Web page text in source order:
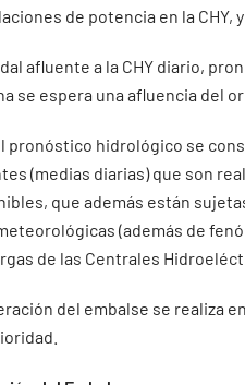
de potencia en la
afluente a la CHY diario,
se espera una afluencia del
pronóstico hidrológico se
(medias diarias) que son
que además están
(además de
de las Centrales
del embalse se realiza